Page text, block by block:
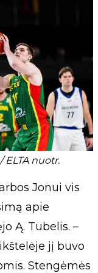
ELTA nuotr.
Jonui vis
apie
Ą. Tubelis. –
jį buvo
Stengėmės